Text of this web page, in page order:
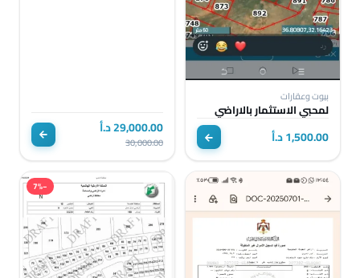
بيوت وعقارات
لمحبي الاستثمار بالاراضي
1,500.00 د.أ 29,000.00 د.أ
30,000.00
−7%